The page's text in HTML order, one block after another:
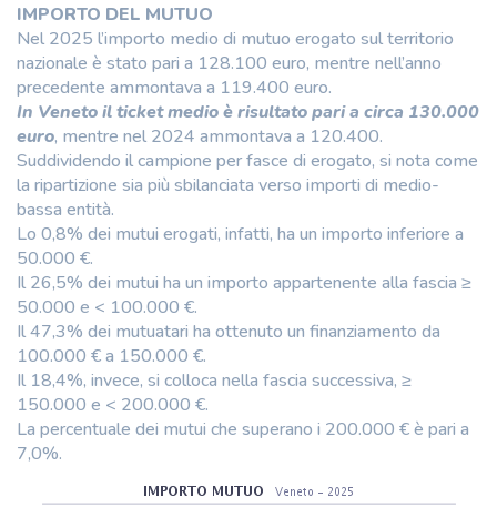
IMPORTO DEL MUTUO
Nel 2025 l’importo medio di mutuo erogato sul territorio
nazionale è stato pari a 128.100 euro, mentre nell’anno
precedente ammontava a 119.400 euro.
In Veneto il ticket medio è risultato pari a circa 130.000
euro, mentre nel 2024 ammontava a 120.400.
Suddividendo il campione per fasce di erogato, si nota come
la ripartizione sia più sbilanciata verso importi di medio-
bassa entità.
Lo 0,8% dei mutui erogati, infatti, ha un importo inferiore a
50.000 €.
Il 26,5% dei mutui ha un importo appartenente alla fascia ≥
50.000 e < 100.000 €.
Il 47,3% dei mutuatari ha ottenuto un finanziamento da
100.000 € a 150.000 €.
Il 18,4%, invece, si colloca nella fascia successiva, ≥
150.000 e < 200.000 €.
La percentuale dei mutui che superano i 200.000 € è pari a
7,0%.